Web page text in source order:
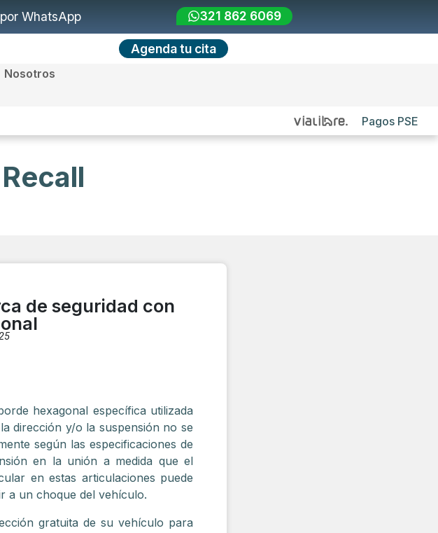
WhatsApp 321 862 6069
Agenda tu cita
Nosotros
Pagos PSE
de seguridad con
hexagonal específica utilizada
dirección y/o la suspensión no se
según las especificaciones de
en la unión a medida que el
en estas articulaciones puede
a un choque del vehículo.
gratuita de su vehículo para